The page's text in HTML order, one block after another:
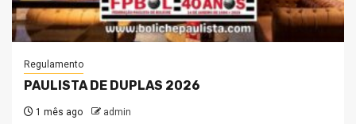
Regulamento
PAULISTA DE DUPLAS 2026
1 mês ago admin